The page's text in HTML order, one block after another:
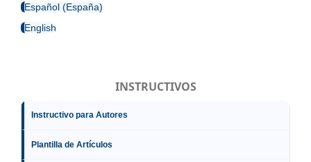
Español (España)
English
INSTRUCTIVOS
Instructivo para Autores
Plantilla de Artículos